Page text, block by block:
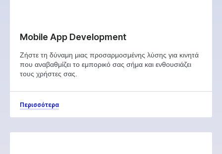
Mobile App Development
Ζήστε τη δύναμη μιας προσαρμοσμένης λύσης για κινητά
που αναβαθμίζει το εμπορικό σας σήμα και ενθουσιάζει
τους χρήστες σας.
Περισσότερα